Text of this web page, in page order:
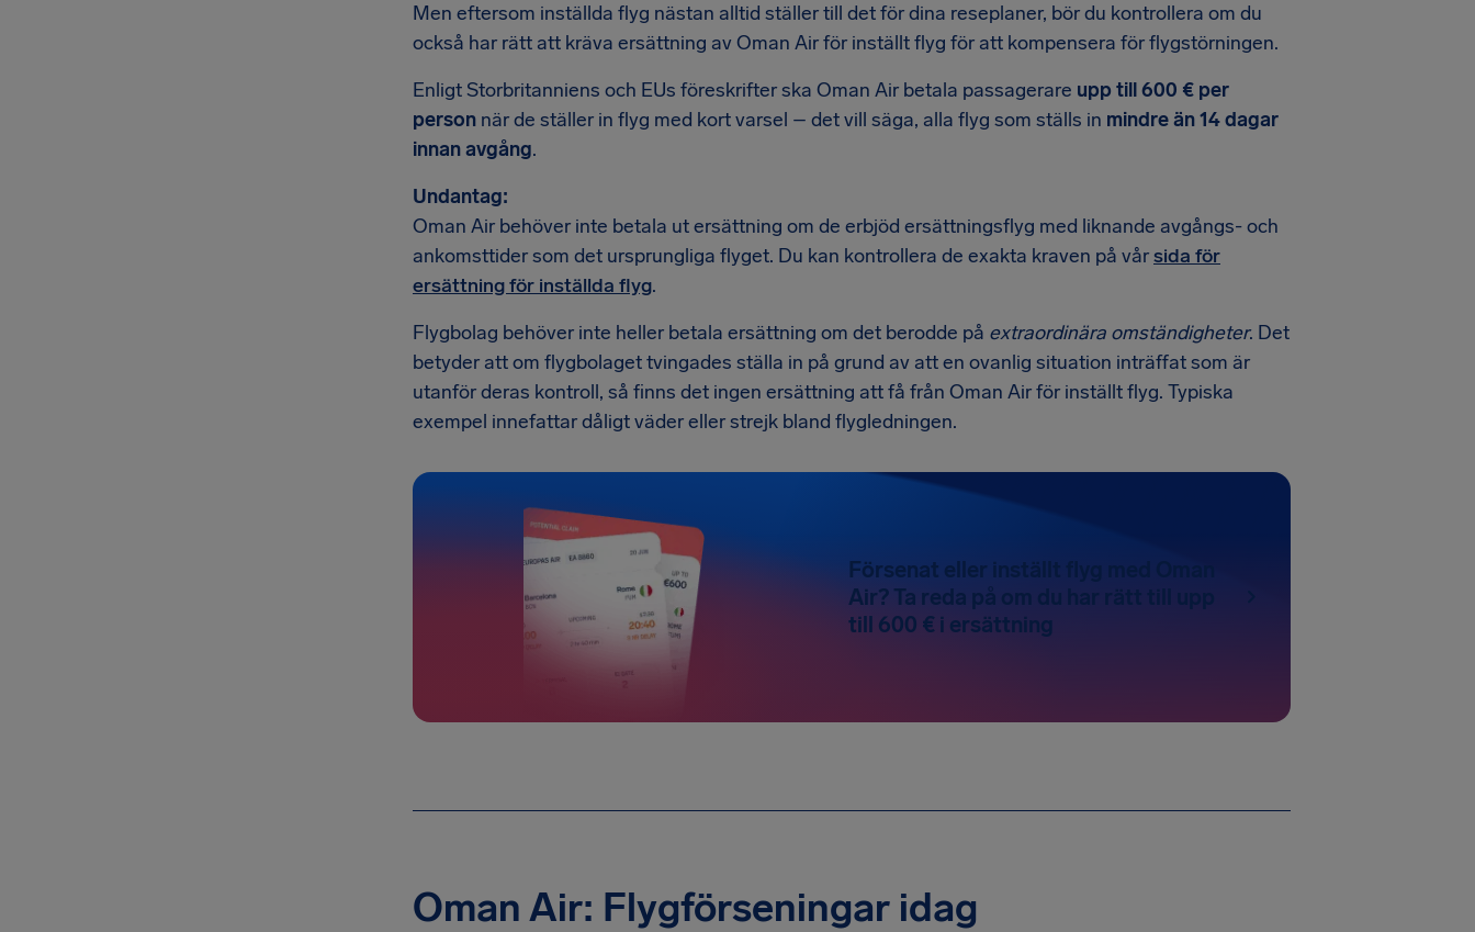
Men eftersom inställda flyg nästan alltid ställer till det för dina reseplaner, bör du kontrollera om du
också har rätt att kräva ersättning av Oman Air för inställt flyg för att kompensera för flygstörningen.
Enligt Storbritanniens och EUs föreskrifter ska Oman Air betala passagerare upp till 600 € per
person när de ställer in flyg med kort varsel – det vill säga, alla flyg som ställs in mindre än 14 dagar
innan avgång.
Undantag:
Oman Air behöver inte betala ut ersättning om de erbjöd ersättningsflyg med liknande avgångs- och
ankomsttider som det ursprungliga flyget. Du kan kontrollera de exakta kraven på vårsida för
ersättning för inställda flyg.
Flygbolag behöver inte heller betala ersättning om det berodde på extraordinära omständigheter. Det
betyder att om flygbolaget tvingades ställa in på grund av att en ovanlig situation inträffat som är
utanför deras kontroll, så finns det ingen ersättning att få från Oman Air för inställt flyg. Typiska
exempel innefattar dåligt väder eller strejk bland flygledningen.
Försenat eller inställt flyg med Oman
Air? Ta reda på om du har rätt till upp
till 600 € i ersättning
Oman Air: Flygförseningar idag